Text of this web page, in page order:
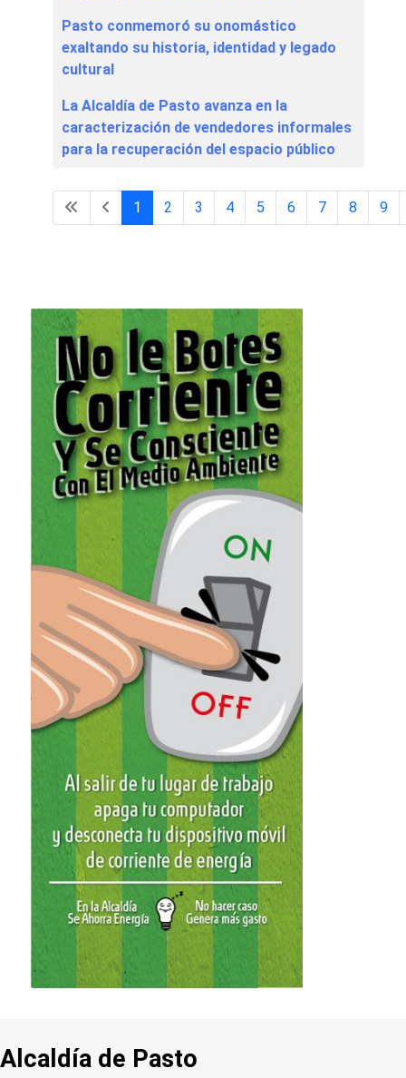
Pasto conmemoró su onomástico
exaltando su historia, identidad y legado
cultural
La Alcaldía de Pasto avanza en la
caracterización de vendedores informales
para la recuperación del espacio público
Página 1 de 67
1 2 3 4 5 6 7 8 9
Alcaldía de Pasto